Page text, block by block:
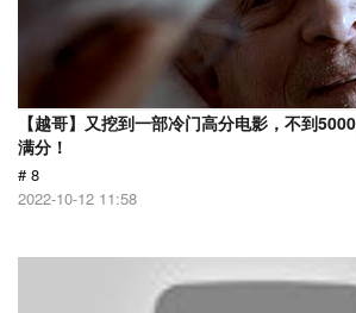
【越哥】又挖到一部冷门高分电影，不到
满分！
# 8
2022-10-12 11:58